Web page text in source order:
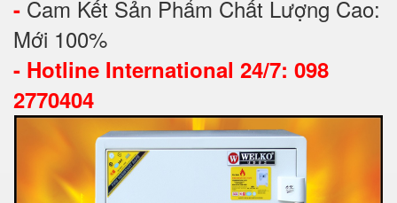
- Cam Kết Sản Phẩm Chất Lượng Cao:
Mới 100%
- Hotline International 24/7: 098
2770404